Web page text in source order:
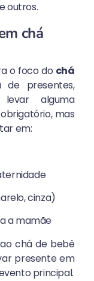
outros.
chá
o foco do chá
presentes,
alguma
mas
em:
cinza)
a mamãe
chá de bebê
presente em
principal.